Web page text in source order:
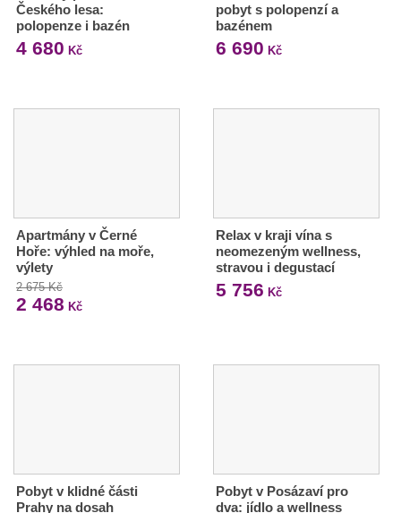
Českého lesa:
polopenze i bazén
4 680 Kč
pobyt s polopenzí a
bazénem
6 690 Kč
Apartmány v Černé
Hoře: výhled na moře,
výlety
2 675 Kč
2 468 Kč
Relax v kraji vína s
neomezeným wellness,
stravou i degustací
5 756 Kč
Pobyt v klidné části
Prahy na dosah
Pobyt v Posázaví pro
dva: jídlo a wellness